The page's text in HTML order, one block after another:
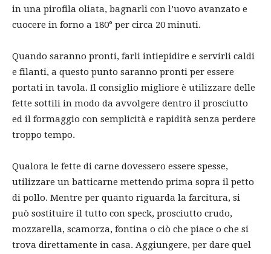
in una pirofila oliata, bagnarli con l’uovo avanzato e
cuocere in forno a 180° per circa 20 minuti.
Quando saranno pronti, farli intiepidire e servirli caldi
e filanti, a questo punto saranno pronti per essere
portati in tavola. Il consiglio migliore è utilizzare delle
fette sottili in modo da avvolgere dentro il prosciutto
ed il formaggio con semplicità e rapidità senza perdere
troppo tempo.
Qualora le fette di carne dovessero essere spesse,
utilizzare un batticarne mettendo prima sopra il petto
di pollo. Mentre per quanto riguarda la farcitura, si
può sostituire il tutto con speck, prosciutto crudo,
mozzarella, scamorza, fontina o ciò che piace o che si
trova direttamente in casa. Aggiungere, per dare quel